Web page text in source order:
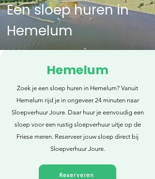
Een sloep huren in
Hemelum
Hemelum
Zoek je een sloep huren in Hemelum? Vanuit
Hemelum rijd je in ongeveer 24 minuten naar
Sloepverhuur Joure. Daar huur je eenvoudig een
sloep voor een rustig sloepverhuur uitje op de
Friese meren. Reserveer jouw sloep direct bij
Sloepverhuur Joure.
Reserveren